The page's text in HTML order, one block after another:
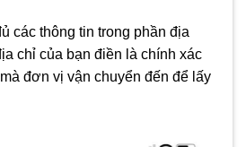
các thông tin trong phần địa
chỉ của bạn điền là chính xác
đơn vị vận chuyển đến để lấy